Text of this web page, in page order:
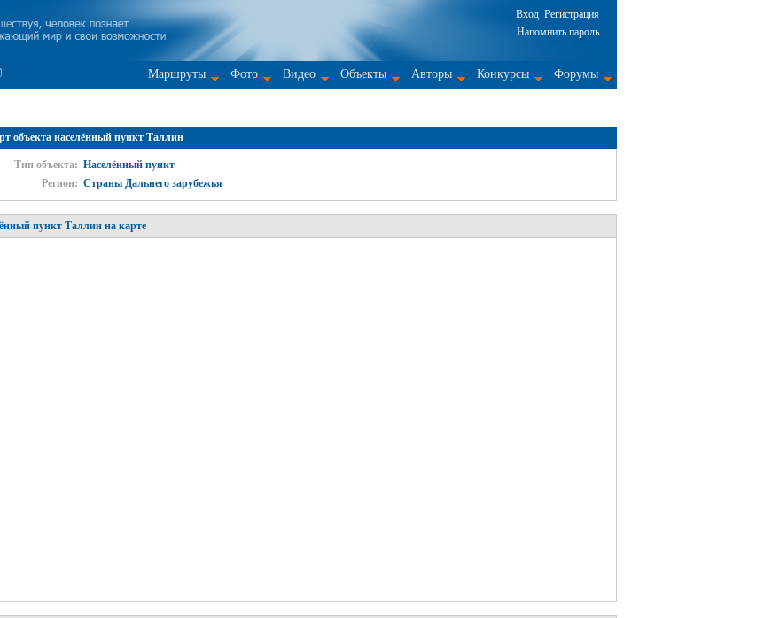
Вход Регистрация
Напомнить пароль
Маршруты Фото Видео Объекты Авторы Конкурсы Форумы
объекта населённый пункт Таллин
Тип объекта: Населённый пункт
Регион: Страны Дальнего зарубежья
пункт Таллин на карте